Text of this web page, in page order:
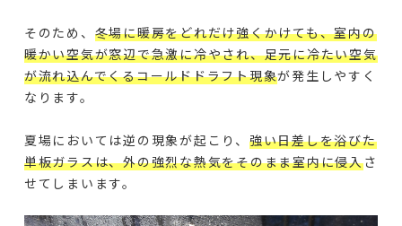
そのため、 冬場に暖房をどれだけ強くかけても、室内の
暖かい空気が窓辺で急激に冷やされ、足元に冷たい空気
が流れ込んでくるコールドドラフト現象が発生しやすく
なります。
夏場においては逆の現象が起こり、 強い日差しを浴びた
単板ガラスは、外の強烈な熱気をそのまま室内に侵入さ
せてしまいます。